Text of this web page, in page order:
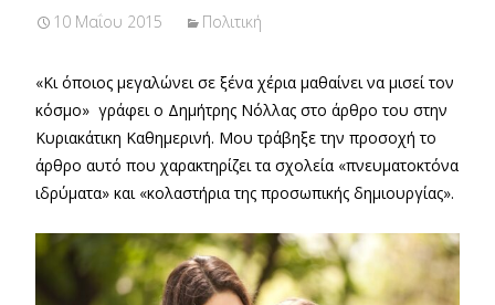
10 Μαΐου 2015 Πολιτική
«Κι όποιος μεγαλώνει σε ξένα χέρια μαθαίνει να μισεί τον
κόσμο» γράφει ο Δημήτρης Νόλλας στο άρθρο του στην
Κυριακάτικη Καθημερινή. Μου τράβηξε την προσοχή το
άρθρο αυτό που χαρακτηρίζει τα σχολεία «πνευματοκτόνα
ιδρύματα» και «κολαστήρια της προσωπικής δημιουργίας».